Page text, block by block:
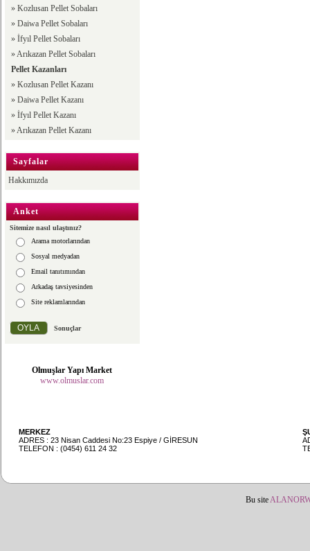
» Kozlusan Pellet Sobaları
» Daiwa Pellet Sobaları
» İfyıl Pellet Sobaları
»Arıkazan Pellet Sobaları
Pellet Kazanları
» Kozlusan Pellet Kazanı
» Daiwa Pellet Kazanı
» İfyıl Pellet Kazanı
»Arıkazan Pellet Kazanı
Sayfalar
Hakkımızda
Anket
Sitemize nasıl ulaştınız?
Arama motorlarından
Sosyal medyadan
Email tanıtımından
Arkadaş tavsiyesinden
Site reklamlarından
Sonuçlar
Olmuşlar Yapı Market
www.olmuslar.com
MERKEZ
ADRES : 23 Nisan Caddesi No:23 Espiye / GİRESUN
TELEFON : (0454) 611 24 32
Bu site